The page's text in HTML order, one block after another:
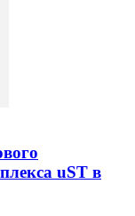
uST в